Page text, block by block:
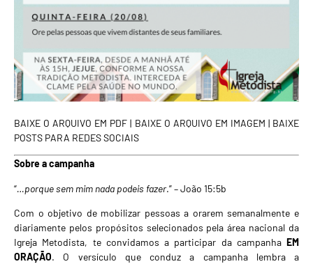
BAIXE O ARQUIVO EM PDF | BAIXE O ARQUIVO EM IMAGEM | BAIXE
POSTS PARA REDES SOCIAIS
Sobre a campanha
“…porque sem mim nada podeis fazer.” – João 15:5b
Com o objetivo de mobilizar pessoas a orarem semanalmente e
diariamente pelos propósitos selecionados pela área nacional da
Igreja Metodista, te convidamos a participar da campanha EM
ORAÇÃO. O versículo que conduz a campanha lembra a